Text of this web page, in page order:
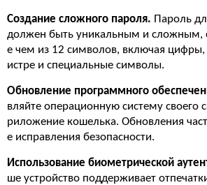
Создание сложного пароля. Пароль
должен быть уникальным и сложным,
е чем из 12 символов, включая цифры,
истре и специальные символы.
Обновление программного
вляйте операционную систему своего
риложение кошелька. Обновления
е исправления безопасности.
Использование биометрической
ше устройство поддерживает